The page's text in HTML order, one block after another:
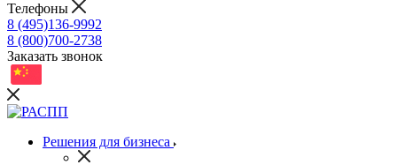
Телефоны
8 (495)136-9992
8 (800)700-2738
Заказать звонок
Решения для бизнеса